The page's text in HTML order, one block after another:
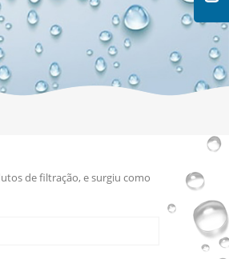
de filtração, e surgiu como